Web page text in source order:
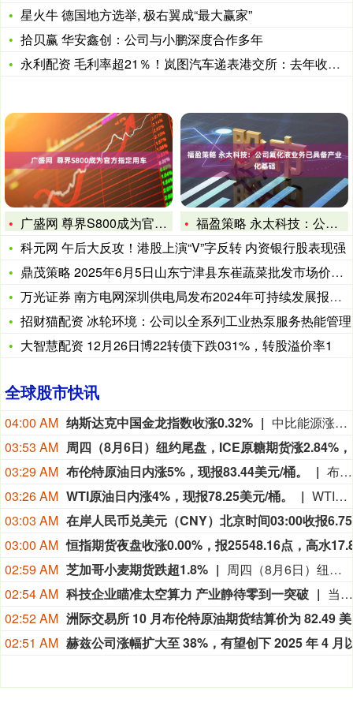
星火牛 德国地方选举, 极右翼成“最大赢家”
拾贝赢 华安鑫创：公司与小鹏深度合作多年
永利配资 毛利率超21％！岚图汽车递表港交所：去年收入近19
广盛网 尊界S800成为官方指定用车
福盈策略 永太科技：公司氟化液业务已具备产业化基础
科元网 午后大反攻！港股上演“V”字反转 内资银行股表现强
鼎茂策略 2025年6月5日山东宁津县东崔蔬菜批发市场价格行
万光证券 南方电网深圳供电局发布2024年可持续发展报告 连
招财猫配资 冰轮环境：公司以全系列工业热泵服务热能管理
大智慧配资 12月26日博22转债下跌031%，转股溢价率1
全球股市快讯
04:00 AM 纳斯达克中国金龙指数收涨0.32%
中比能源涨21.17%，海天网络涨16.90%，再鼎医药涨13.47%，诺亚财富涨4.84%，中汽系统涨4.37%。
03:53 AM
03:29 AM 布伦特原油日内涨5%，现报83.44美元/桶。
布伦特原油日内涨5%，现报83.44美元/桶。
03:26 AM WTI原油日内涨4%，现报78.25美元/桶。
WTI原油日内涨4%，现报78.25美元/桶。
03:03 AM
03:00 AM
02:59 AM 芝加哥小麦期货跌超1.8%
周四（8月6日）纽约尾盘，彭博谷物分类指数跌0.36%，报30.8249点。CBOT玉米期货涨0.27%，CBOT小麦期货跌1.83%，CBOT大豆期货涨0.23%，豆粕期货涨0.19%，豆油期货涨0.21%。CBOT瘦肉猪期货跌1.63%，活牛期货跌1.86%，饲牛期货跌1.90%。
02:54 AM 科技企业瞄准太空算力 产业静待零到一突破
当地时间8月5日，在交出上市后首份财报之际，SpaceX在社交媒体上宣布，公司正与英伟达合作，共同开发设计Starmind AI1卫星计算载荷，每颗Starmind卫星都将搭载英伟达Rubin GPU和Vera CPU，实现数据中心级太空计算能力。英伟达也在社交媒体上确认了这项合作并表示：“AI基础设施的下一个篇章，正迈向AI计算从未涉足的疆域。”
02:52 AM
02:51 AM